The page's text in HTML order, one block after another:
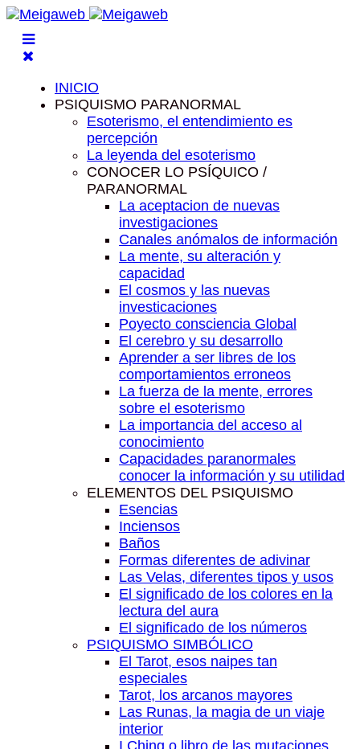
INICIO
PSIQUISMO PARANORMAL
Esoterismo, el entendimiento es
percepción
La leyenda del esoterismo
CONOCER LO PSÍQUICO /
PARANORMAL
La aceptacion de nuevas
investigaciones
Canales anómalos de información
La mente, su alteración y
capacidad
El cosmos y las nuevas
investicaciones
Poyecto consciencia Global
El cerebro y su desarrollo
Aprender a ser libres de los
comportamientos erroneos
La fuerza de la mente, errores
sobre el esoterismo
La importancia del acceso al
conocimiento
Capacidades paranormales
conocer la información y su utilidad
ELEMENTOS DEL PSIQUISMO
Esencias
Inciensos
Baños
Formas diferentes de adivinar
Las Velas, diferentes tipos y usos
El significado de los colores en la
lectura del aura
El significado de los números
PSIQUISMO SIMBÓLICO
El Tarot, esos naipes tan
especiales
Tarot, los arcanos mayores
Las Runas, la magia de un viaje
interior
I Ching o libro de las mutaciones